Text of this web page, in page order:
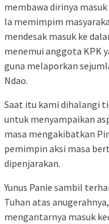
membawa dirinya
Ia memimpim
mendesak masuk ke
menemui anggota KPK
guna melaporkan
Ndao.
Saat itu kami dihalangi
untuk menyampaikan
masa mengakibatkan
pemimpin aksi masa
dipenjarakan.
Yunus Panie sambil
Tuhan atas
mengantarnya masuk